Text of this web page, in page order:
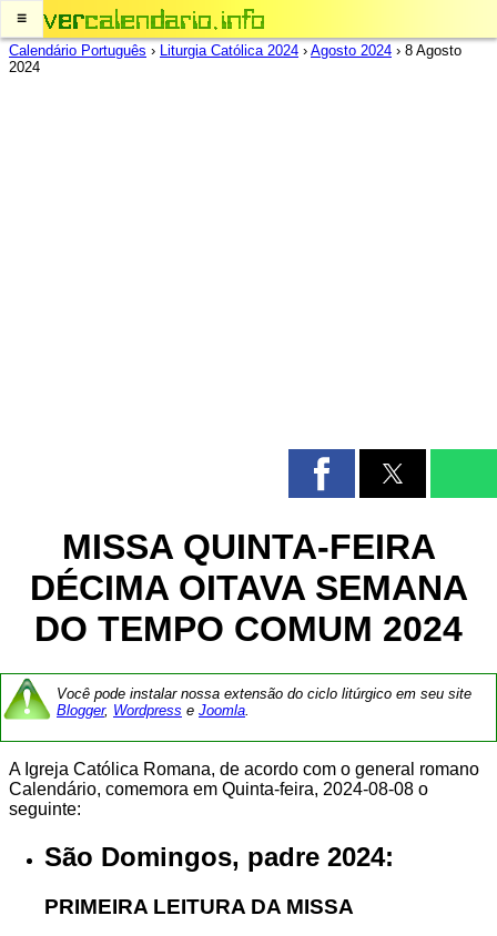
≡
Calendário Português › Liturgia Católica 2024 › Agosto 2024 › 8 Agosto
2024
MISSA QUINTA-FEIRA
DÉCIMA OITAVA SEMANA
DO TEMPO COMUM 2024
Você pode instalar nossa extensão do ciclo litúrgico em seu site
Blogger, Wordpress e Joomla.
A Igreja Católica Romana, de acordo com o general romano
Calendário, comemora em Quinta-feira, 2024-08-08 o
seguinte:
São Domingos, padre 2024:
PRIMEIRA LEITURA DA MISSA